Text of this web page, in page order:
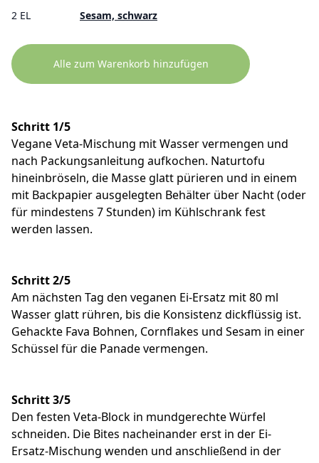
2 EL
Sesam, schwarz
Alle zum Warenkorb hinzufügen
Schritt 1/5
Vegane Veta-Mischung mit Wasser vermengen und
nach Packungsanleitung aufkochen. Naturtofu
hineinbröseln, die Masse glatt pürieren und in einem
mit Backpapier ausgelegten Behälter über Nacht (oder
für mindestens 7 Stunden) im Kühlschrank fest
werden lassen.
Schritt 2/5
Am nächsten Tag den veganen Ei-Ersatz mit 80 ml
Wasser glatt rühren, bis die Konsistenz dickflüssig ist.
Gehackte Fava Bohnen, Cornflakes und Sesam in einer
Schüssel für die Panade vermengen.
Schritt 3/5
Den festen Veta-Block in mundgerechte Würfel
schneiden. Die Bites nacheinander erst in der Ei-
Ersatz-Mischung wenden und anschließend in der